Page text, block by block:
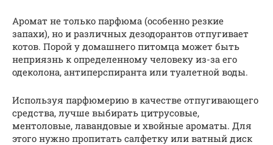
Аромат не только парфюма (особенно резкие
запахи), но и различных дезодорантов отпугивает
котов. Порой у домашнего питомца может быть
неприязнь к определенному человеку из-за его
одеколона, антиперспиранта или туалетной воды.
Используя парфюмерию в качестве отпугивающего
средства, лучше выбирать цитрусовые,
ментоловые, лавандовые и хвойные ароматы. Для
этого нужно пропитать салфетку или ватный диск